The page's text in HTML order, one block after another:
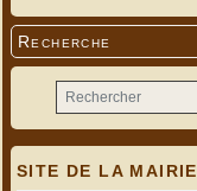
Recherche
SITE DE LA MAIRIE